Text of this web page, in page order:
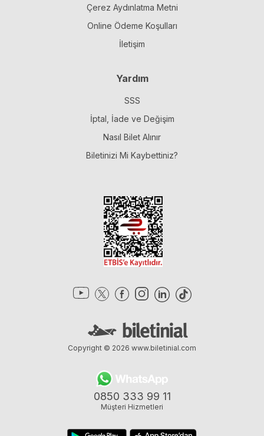
Çerez Aydınlatma Metni
Online Ödeme Koşulları
İletişim
Yardım
SSS
İptal, İade ve Değişim
Nasıl Bilet Alınır
Biletinizi Mi Kaybettiniz?
0850 333 99 11
Müşteri Hizmetleri
Copyright © 2026 www.biletinial.com